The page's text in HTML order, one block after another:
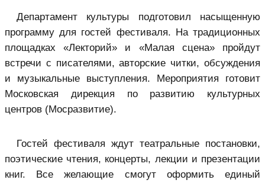
Департамент культуры подготовил насыщенную
программу для гостей фестиваля. На традиционных
площадках «Лекторий» и «Малая сцена» пройдут
встречи с писателями, авторские читки, обсуждения
и музыкальные выступления. Мероприятия готовит
Московская дирекция по развитию культурных
центров (Мосразвитие).
Гостей фестиваля ждут театральные постановки,
поэтические чтения, концерты, лекции и презентации
книг. Все желающие смогут оформить единый